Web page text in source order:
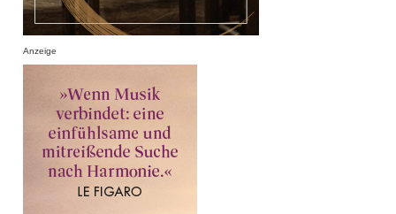
Anzeige